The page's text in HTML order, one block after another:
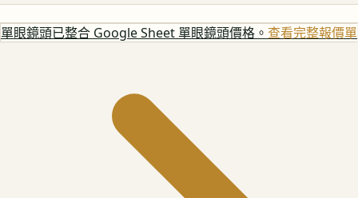
單眼鏡頭已整合 Google Sheet 單眼鏡頭價格。 查看完整報價單